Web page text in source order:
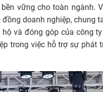
vững cho toàn ngành.
doanh nghiệp, chung
và đóng góp của công
trong việc hỗ trợ sự phát